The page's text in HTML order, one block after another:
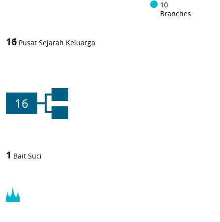
10
Branches
16 Pusat Sejarah Keluarga
16
1 Bait Suci